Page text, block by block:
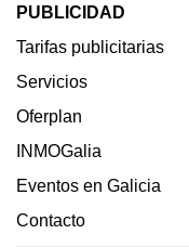
PUBLICIDAD
Tarifas publicitarias
Servicios
Oferplan
INMOGalia
Eventos en Galicia
Contacto